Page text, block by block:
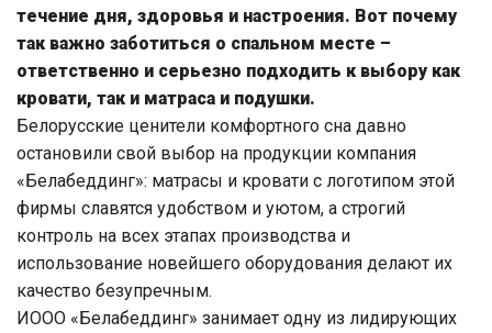
течение дня, здоровья и настроения. Вот почему
так важно заботиться о спальном месте –
ответственно и серьезно подходить к выбору как
кровати, так и матраса и подушки.
Белорусские ценители комфортного сна давно
остановили свой выбор на продукции компания
«Белабеддинг»: матрасы и кровати с логотипом этой
фирмы славятся удобством и уютом, а строгий
контроль на всех этапах производства и
использование новейшего оборудования делают их
качество безупречным.
ИООО «Белабеддинг» занимает одну из лидирующих